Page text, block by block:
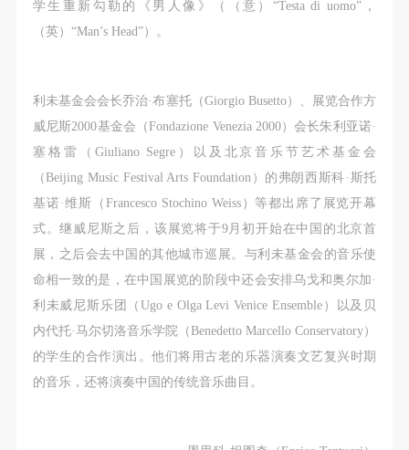
学生重新勾勒的《男人像》（（意）“Testa di uomo”，
（英）“Man’s Head”）。
利未基金会会长乔治·布塞托（Giorgio Busetto）、展览合作方
威尼斯2000基金会（Fondazione Venezia 2000）会长朱利亚诺·
塞格雷（Giuliano Segre）以及北京音乐节艺术基金会
（Beijing Music Festival Arts Foundation）的弗朗西斯科·斯托
基诺·维斯（Francesco Stochino Weiss）等都出席了展览开幕
式。继威尼斯之后，该展览将于9月初开始在中国的北京首
展，之后会去中国的其他城市巡展。与利未基金会的音乐使
命相一致的是，在中国展览的阶段中还会安排乌戈和奥尔加·
利未威尼斯乐团（Ugo e Olga Levi Venice Ensemble）以及贝
内代托·马尔切洛音乐学院（Benedetto Marcello Conservatory）
的学生的合作演出。他们将用古老的乐器演奏文艺复兴时期
的音乐，还将演奏中国的传统音乐曲目。
一、 一般约定
途。
（2）、乙方中央美术学院美术馆是一所具有标志
性、专业性、国际化的现代公共美术馆。中央美术学
院美术馆与时代同行，努力塑造一个开放、自由、学
术的空间氛围，竭诚与各单位、企业、机构、艺术家
和观众进行良好互动。以学院的学术研究为基础，积
极策划国际、国内多视角、多领域的展览、论坛及公
共教育活动，为美院师生、中外艺术家以及社会公众
提供一个交流、学习、展示的平台。作为一家公益性
单位，其开展的公共教育活动以学术性和公益性为
主。
（3）、乙方为甲方拍摄中央美术学院公共教育部所
一、 一般约定
途。
（2）、乙方中央美术学院美术馆是一所具有标志
性、专业性、国际化的现代公共美术馆。中央美术学
院美术馆与时代同行，努力塑造一个开放、自由、学
术的空间氛围，竭诚与各单位、企业、机构、艺术家
和观众进行良好互动。以学院的学术研究为基础，积
极策划国际、国内多视角、多领域的展览、论坛及公
共教育活动，为美院师生、中外艺术家以及社会公众
提供一个交流、学习、展示的平台。作为一家公益性
单位，其开展的公共教育活动以学术性和公益性为
主。
（3）、乙方为甲方拍摄中央美术学院公共教育部所
一、 一般约定
途。
（2）、乙方中央美术学院美术馆是一所具有标志
性、专业性、国际化的现代公共美术馆。中央美术学
院美术馆与时代同行，努力塑造一个开放、自由、学
术的空间氛围，竭诚与各单位、企业、机构、艺术家
和观众进行良好互动。以学院的学术研究为基础，积
极策划国际、国内多视角、多领域的展览、论坛及公
共教育活动，为美院师生、中外艺术家以及社会公众
提供一个交流、学习、展示的平台。作为一家公益性
单位，其开展的公共教育活动以学术性和公益性为
主。
（3）、乙方为甲方拍摄中央美术学院公共教育部所